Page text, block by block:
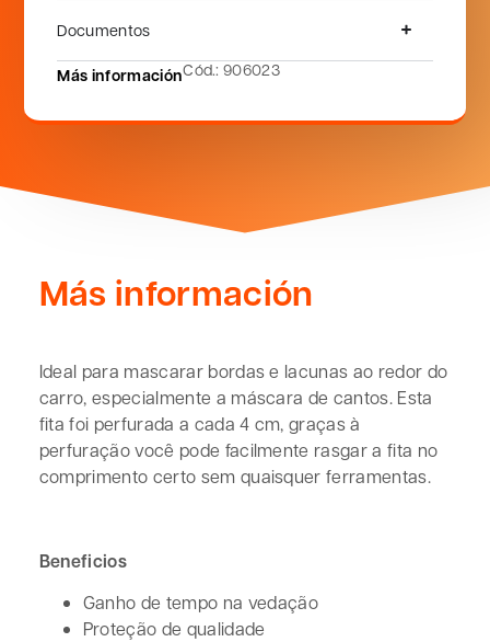
Documentos
Más informaciónCód.: 906023
Más información
Ideal para mascarar bordas e lacunas ao redor do
carro, especialmente a máscara de cantos. Esta
fita foi perfurada a cada 4 cm, graças à
perfuração você pode facilmente rasgar a fita no
comprimento certo sem quaisquer ferramentas.
Beneficios
Ganho de tempo na vedação
Proteção de qualidade